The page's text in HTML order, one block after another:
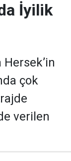
İyilik
çok
verilen